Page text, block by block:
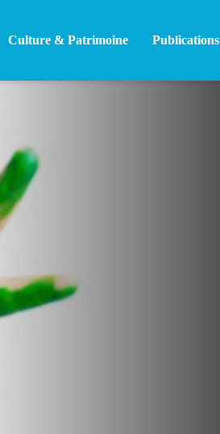
Culture & Patrimoine Publications